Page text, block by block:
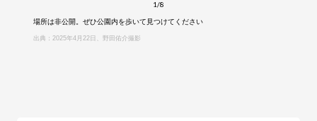
1/8
場所は非公開。ぜひ公園内を歩いて見つけてください
出典：2025年4月22日、野田佑介撮影